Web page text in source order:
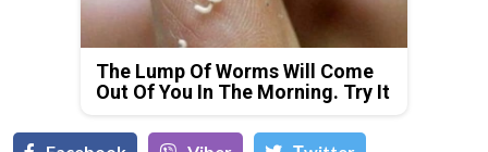
The Lump Of Worms Will Come
Out Of You In The Morning. Try It